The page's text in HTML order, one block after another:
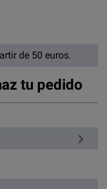
de 50 euros.
tu pedido